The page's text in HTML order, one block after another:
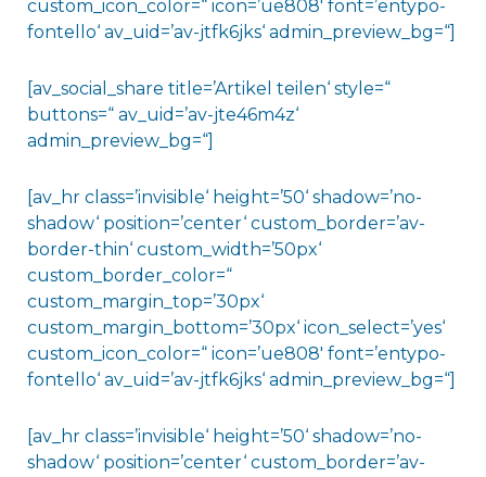
custom_icon_color=“ icon=’ue808′ font=’entypo-
fontello‘ av_uid=’av-jtfk6jks‘ admin_preview_bg=“]
[av_social_share title=’Artikel teilen‘ style=“
buttons=“ av_uid=’av-jte46m4z‘
admin_preview_bg=“]
[av_hr class=’invisible‘ height=’50‘ shadow=’no-
shadow‘ position=’center‘ custom_border=’av-
border-thin‘ custom_width=’50px‘
custom_border_color=“
custom_margin_top=’30px‘
custom_margin_bottom=’30px‘ icon_select=’yes‘
custom_icon_color=“ icon=’ue808′ font=’entypo-
fontello‘ av_uid=’av-jtfk6jks‘ admin_preview_bg=“]
[av_hr class=’invisible‘ height=’50‘ shadow=’no-
shadow‘ position=’center‘ custom_border=’av-